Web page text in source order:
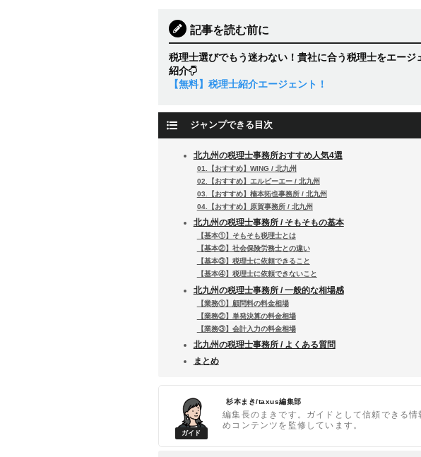
記事を読む前に
税理士選びでもう迷わない！貴社に合う税理士をエージ
紹介
【無料】税理士紹介エージェント！
ジャンプできる目次
北九州の税理士事務所おすすめ人気4選
01.【おすすめ】WING / 北九州
02.【おすすめ】エルビーエー / 北九州
03.【おすすめ】楠本拓也事務所 / 北九州
04.【おすすめ】原賀事務所 / 北九州
北九州の税理士事務所 / そもそもの基本
【基本①】そもそも税理士とは
【基本②】社会保険労務士との違い
【基本③】税理士に依頼できること
【基本④】税理士に依頼できないこと
北九州の税理士事務所 / 一般的な相場感
【業務①】顧問料の料金相場
【業務②】単発決算の料金相場
【業務③】会計入力の料金相場
北九州の税理士事務所 / よくある質問
まとめ
杉本まき/taxus編集部
編集長のまきです。ガイドとして信頼できる情
めコンテンツを監修しています。